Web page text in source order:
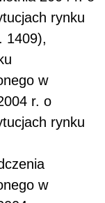
rynku
1409),
w
r. o
rynku
w